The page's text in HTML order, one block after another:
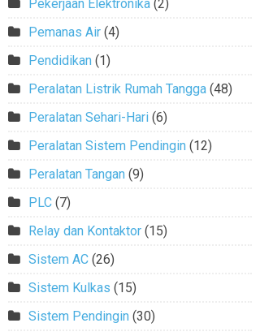
Pekerjaan Elektronika (2)
Pemanas Air (4)
Pendidikan (1)
Peralatan Listrik Rumah Tangga (48)
Peralatan Sehari-Hari (6)
Peralatan Sistem Pendingin (12)
Peralatan Tangan (9)
PLC (7)
Relay dan Kontaktor (15)
Sistem AC (26)
Sistem Kulkas (15)
Sistem Pendingin (30)